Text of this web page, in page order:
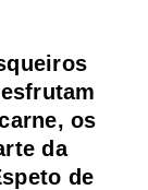
os
da
de